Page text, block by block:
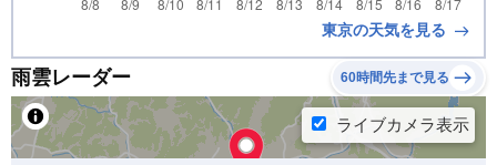
東京の天気を見る
雨雲レーダー 60時間先まで見る